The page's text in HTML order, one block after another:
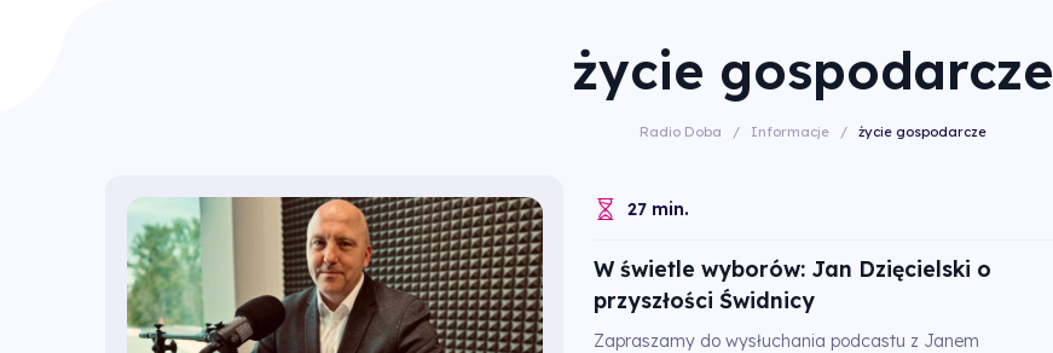
życie gospodarcze
Radio Doba / Informacje / życie gospodarcze
27 min.
W świetle wyborów: Jan Dzięcielski o
przyszłości Świdnicy
Zapraszamy do wysłuchania podcastu z Janem